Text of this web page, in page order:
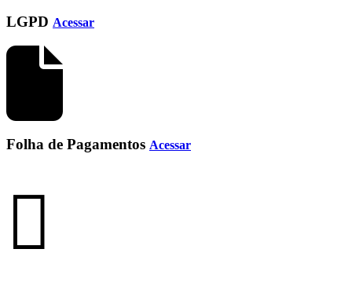
LGPD Acessar
Folha de Pagamentos Acessar